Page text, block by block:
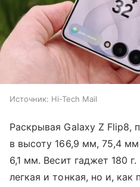
Источник: Hi-Tech Mail
Раскрывая Galaxy Z Flip8,
в высоту 166,9 мм, 75,4
6,1 мм. Весит гаджет 180
легкая и тонкая, но и,